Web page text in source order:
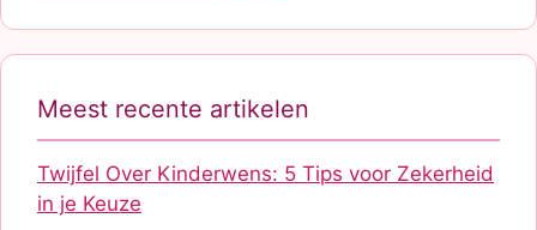
Meest recente artikelen
Twijfel Over Kinderwens: 5 Tips voor Zekerheid
in je Keuze